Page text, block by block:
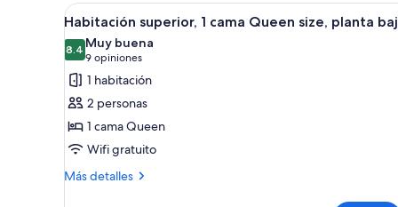
Abrir
todas
las
fotos
de
Habitación
superior,
1
cama
Un dormitorio con una cama
5
Habitación superior, 1 cama Queen size, planta
8.48.4 de 10
Muy buena
9 opiniones
(9
opiniones)
1 habitación
2 personas
1 cama Queen
Wifi gratuito
Más detalles
Más